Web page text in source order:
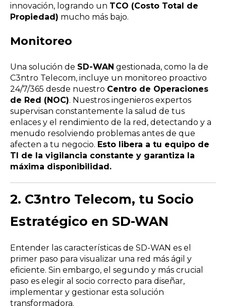
innovación, logrando un TCO (Costo Total de
Propiedad) mucho más bajo.
Monitoreo
Una solución de SD-WAN gestionada, como la de
C3ntro Telecom, incluye un monitoreo proactivo
24/7/365 desde nuestro Centro de Operaciones
de Red (NOC). Nuestros ingenieros expertos
supervisan constantemente la salud de tus
enlaces y el rendimiento de la red, detectando y a
menudo resolviendo problemas antes de que
afecten a tu negocio. Esto libera a tu equipo de
TI de la vigilancia constante y garantiza la
máxima disponibilidad.
2. C3ntro Telecom, tu Socio
Estratégico en SD-WAN
Entender las características de SD-WAN es el
primer paso para visualizar una red más ágil y
eficiente. Sin embargo, el segundo y más crucial
paso es elegir al socio correcto para diseñar,
implementar y gestionar esta solución
transformadora.